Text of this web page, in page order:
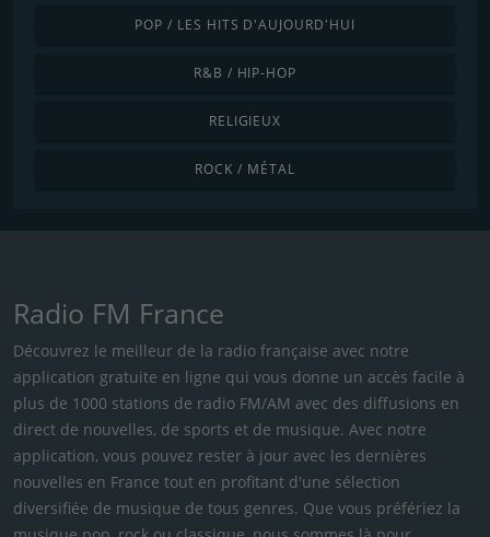
POP / LES HITS D'AUJOURD'HUI
R&B / HIP-HOP
RELIGIEUX
ROCK / MÉTAL
Radio FM France
Découvrez le meilleur de la radio française avec notre
application gratuite en ligne qui vous donne un accès facile à
plus de 1000 stations de radio FM/AM avec des diffusions en
direct de nouvelles, de sports et de musique. Avec notre
application, vous pouvez rester à jour avec les dernières
nouvelles en France tout en profitant d'une sélection
diversifiée de musique de tous genres. Que vous préfériez la